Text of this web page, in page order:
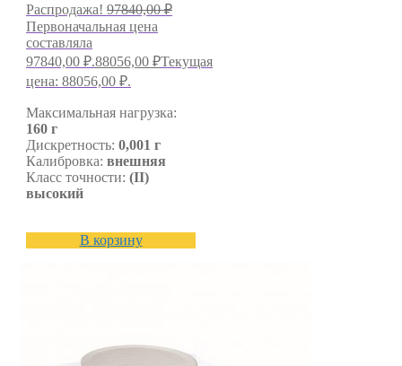
Распродажа! 97840,00₽
Первоначальная цена
составляла
97840,00 ₽.88056,00 ₽Текущая
цена: 88056,00 ₽.
Максимальная нагрузка:
160 г
Дискретность: 0,001 г
Калибровка: внешняя
Класс точности: (II)
высокий
В корзину